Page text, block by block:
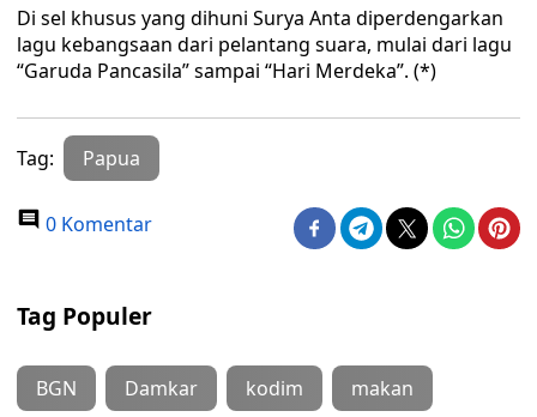
Di sel khusus yang dihuni Surya Anta diperdengarkan
lagu kebangsaan dari pelantang suara, mulai dari lagu
“Garuda Pancasila” sampai “Hari Merdeka”. (*)
Tag: Papua
0 Komentar
Tag Populer
BGN Damkar kodim makan